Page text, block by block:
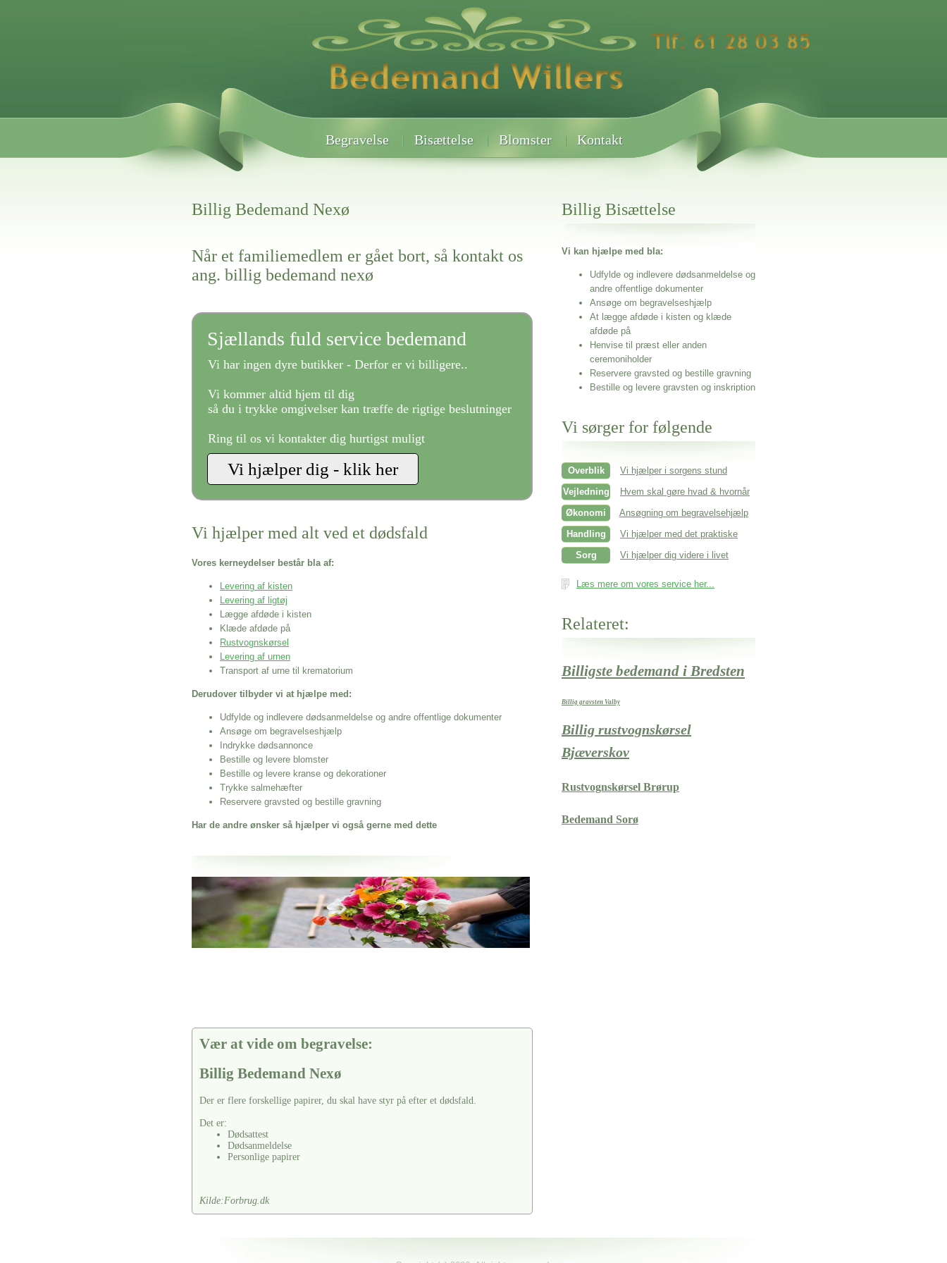
Begravelse Bisættelse Blomster Kontakt
Billig Bedemand Nexø
Når et familiemedlem er gået bort, så kontakt os
ang. billig bedemand nexø
Sjællands fuld service bedemand
Vi har ingen dyre butikker - Derfor er vi billigere..
Vi kommer altid hjem til dig
så du i trykke omgivelser kan træffe de rigtige beslutninger
Ring til os vi kontakter dig hurtigst muligt
Vi hjælper med alt ved et dødsfald
Vores kerneydelser består bla af:
Levering af kisten
Levering af ligtøj
Lægge afdøde i kisten
Klæde afdøde på
Rustvognskørsel
Levering af urnen
Transport af urne til krematorium
Derudover tilbyder vi at hjælpe med:
Udfylde og indlevere dødsanmeldelse og andre offentlige dokumenter
Ansøge om begravelseshjælp
Indrykke dødsannonce
Bestille og levere blomster
Bestille og levere kranse og dekorationer
Trykke salmehæfter
Reservere gravsted og bestille gravning
Har de andre ønsker så hjælper vi også gerne med dette
Her hos os får du altid en god afslutning når det gælder
Billig Bedemand Nexø
vi hjælper i alle faser af begravelsel
Vær at vide om begravelse:
Billig Bedemand Nexø
Der er flere forskellige papirer, du skal have styr på efter et dødsfald.
Det er:
Dødsattest
Dødsanmeldelse
Personlige papirer
Kilde:Forbrug.dk
Billig Bisættelse
Vi kan hjælpe med bla:
Udfylde og indlevere dødsanmeldelse og
andre offentlige dokumenter
Ansøge om begravelseshjælp
At lægge afdøde i kisten og klæde
afdøde på
Henvise til præst eller anden
ceremoniholder
Reservere gravsted og bestille gravning
Bestille og levere gravsten og inskription
Vi sørger for følgende
Overblik
Vi hjælper i sorgens stund
Vejledning
Hvem skal gøre hvad & hvornår
Økonomi
Ansøgning om begravelsehjælp
Handling
Vi hjælper med det praktiske
Sorg
Vi hjælper dig videre i livet
Læs mere om vores service her...
Relateret:
Billigste bedemand i Bredsten
Billig gravsten Valby
Billig rustvognskørsel
Bjæverskov
Rustvognskørsel Brørup
Bedemand Sorø